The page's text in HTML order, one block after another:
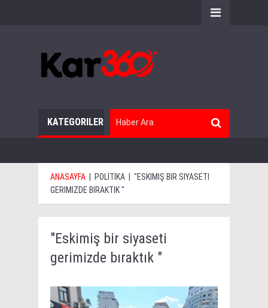
KATEGORILER
ANASAYFA | POLİTİKA | "ESKIMIŞ BIR SIYASETI
GERIMIZDE BIRAKTIK "
"Eskimiş bir siyaseti
gerimizde bıraktık "